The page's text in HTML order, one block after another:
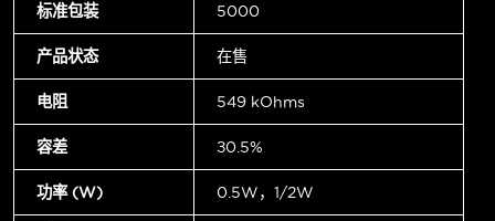
标准包装 5000
产品状态 在售
电阻 549 kOhms
容差 ±0.5%
功率 (W) 0.5W，1/2W